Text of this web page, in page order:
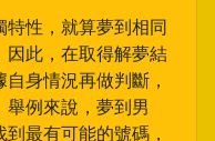
性，就算夢到相同
因此，在取得解夢結
身情況再做判斷，
例來說，夢到男
最有可能的號碼，